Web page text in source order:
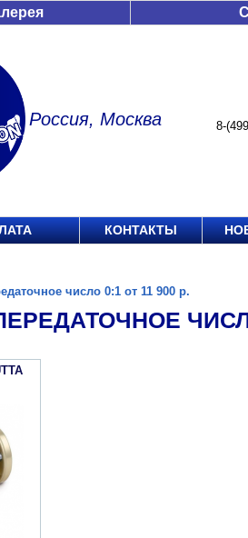
Россия, Москва 8-
КОНТАКТЫ
число 0:1 от 11 900 р.